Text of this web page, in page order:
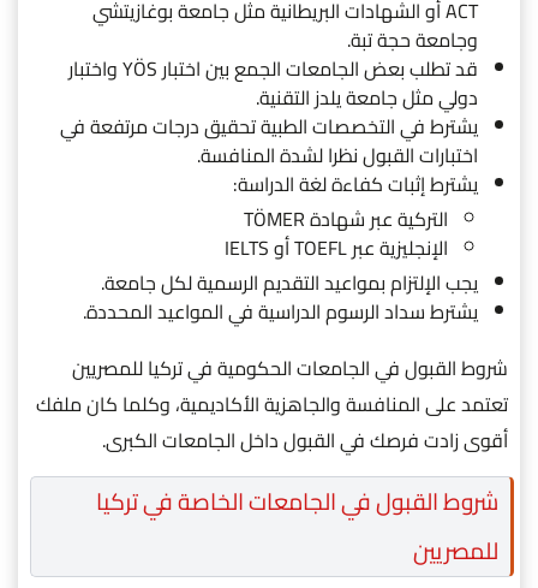
ACT أو الشهادات البريطانية مثل جامعة بوغازيتشي
وجامعة حجة تبة.
قد تطلب بعض الجامعات الجمع بين اختبار YÖS واختبار
دولي مثل جامعة يلدز التقنية.
يشترط في التخصصات الطبية تحقيق درجات مرتفعة في
اختبارات القبول نظرا لشدة المنافسة.
يشترط إثبات كفاءة لغة الدراسة:
التركية عبر شهادة TÖMER
الإنجليزية عبر TOEFL أو IELTS
يجب الإلتزام بمواعيد التقديم الرسمية لكل جامعة.
يشترط سداد الرسوم الدراسية في المواعيد المحددة.
شروط القبول في الجامعات الحكومية في تركيا للمصريين
تعتمد على المنافسة والجاهزية الأكاديمية، وكلما كان ملفك
أقوى زادت فرصك في القبول داخل الجامعات الكبرى.
شروط القبول في الجامعات الخاصة في تركيا
للمصريين